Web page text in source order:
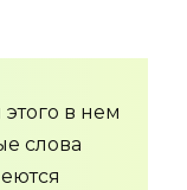
в нем
слова